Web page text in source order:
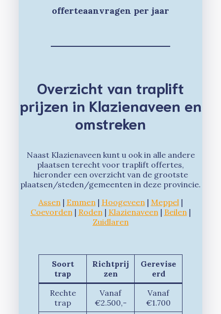
offerteaanvragen per jaar
Overzicht van traplift
prijzen in Klazienaveen en
omstreken
Naast Klazienaveen kunt u ook in alle andere
plaatsen terecht voor traplift offertes,
hieronder een overzicht van de grootste
plaatsen/steden/gemeenten in deze provincie.
Assen | Emmen | Hoogeveen | Meppel |
Coevorden | Roden | Klazienaveen | Beilen |
Zuidlaren
Soort
trap
Richtprij
zen
Gerevise
erd
Rechte
trap
Vanaf
€2.500,-
Vanaf
€1.700